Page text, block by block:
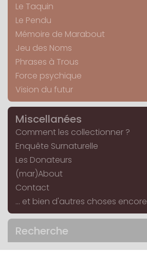
Le Taquin
Le Pendu
Mémoire de Marabout
Jeu des Noms
Phrases à Trous
Force psychique
Vision du futur
Miscellanées
Comment les collectionner ?
Enquête Surnaturelle
Les Donateurs
(mar)About
Contact
... et bien d'autres choses encore
Recherche